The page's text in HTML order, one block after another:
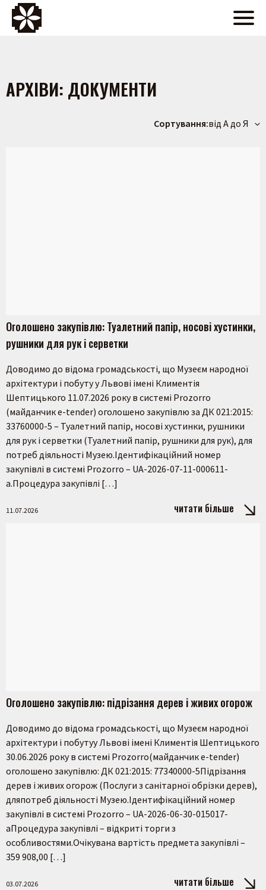
АРХІВИ: ДОКУМЕНТИ
Сортування:від А до Я
Оголошено закупівлю: Туалетний папір, носові хустинки,
рушники для рук і серветки
Доводимо до відома громадськості, що Музеєм народної
архітектури і побуту у Львові імені Климентія
Шептицького 11.07.2026 року в системі Prozorro
(майданчик e-tender) оголошено закупівлю за ДК 021:2015:
33760000-5 – Туалетний папір, носові хустинки, рушники
для рук і серветки (Туалетний папір, рушники для рук), для
потреб діяльності Музею.Ідентифікаційний номер
закупівлі в системі Prozorro – UA-2026-07-11-000611-
a.Процедура закупівлі […]
11.07.2026 читати більше
Оголошено закупівлю: підрізання дерев і живих огорож
Доводимо до відома громадськості, що Музеєм народної
архітектури і побутуу Львові імені Климентія Шептицького
30.06.2026 року в системі Prozorro(майданчик e-tender)
оголошено закупівлю: ДК 021:2015: 77340000-5Підрізання
дерев і живих огорож (Послуги з санітарної обрізки дерев),
дляпотреб діяльності Музею.Ідентифікаційний номер
закупівлі в системі Prozorro – UA-2026-06-30-015017-
aПроцедура закупівлі – відкриті торги з
особливостями.Очікувана вартість предмета закупівлі –
359 908,00 […]
03.07.2026 читати більше